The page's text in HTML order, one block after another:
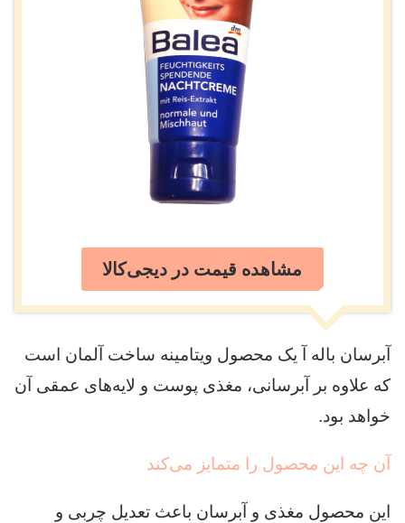
مشاهده قیمت در دیجی‌کالا
آبرسان باله‌ آ یک محصول ویتامینه ساخت آلمان است
که علاوه بر آبرسانی، مغذی پوست و لایه‌های عمقی آن
خواهد بود.
آن چه این محصول را متمایز می‌کند
این محصول مغذی و آبرسان باعث تعدیل چربی و